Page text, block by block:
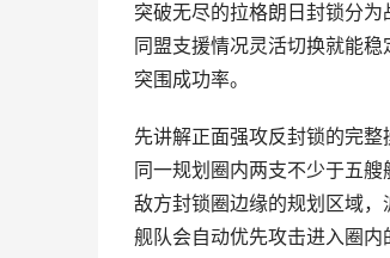
突破无尽的拉格朗日封锁分
同盟支援情况灵活切换就能
突围成功率。
先讲解正面强攻反封锁的完
同一规划圈内两支不少于五
敌方封锁圈边缘的规划区域
舰队会自动优先攻击进入圈